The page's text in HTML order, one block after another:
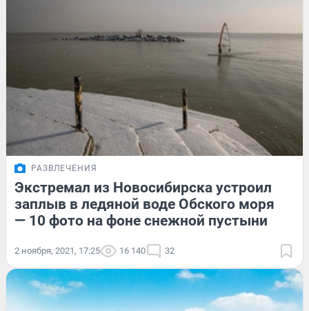
РАЗВЛЕЧЕНИЯ
Экстремал из Новосибирска устроил
заплыв в ледяной воде Обского моря
— 10 фото на фоне снежной пустыни
2 ноября, 2021, 17:25 16 140 32